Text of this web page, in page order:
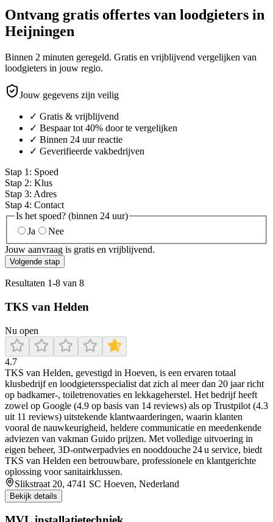
Ontvang gratis offertes van loodgieters in
Heijningen
Binnen 2 minuten geregeld. Gratis en vrijblijvend vergelijken van
loodgieters in jouw regio.
Jouw gegevens zijn veilig
✓ Gratis & vrijblijvend
✓ Bespaar tot 40% door te vergelijken
✓ Binnen 24 uur reactie
✓ Geverifieerde vakbedrijven
Stap 1 : Spoed
Stap 2: Klus
Stap 3: Adres
Stap 4: Contact
Is het spoed? (binnen 24 uur)
Ja
Nee
Jouw aanvraag is gratis en vrijblijvend.
Volgende stap
Resultaten 1-8 van 8
TKS van Helden
Nu open
4.7
TKS van Helden, gevestigd in Hoeven, is een ervaren totaal
klusbedrijf en loodgietersspecialist dat zich al meer dan 20 jaar richt
op badkamer‑, toiletrenovaties en lekkageherstel. Het bedrijf heeft
zowel op Google (4.9 op basis van 14 reviews) als op Trustpilot (4.3
uit 11 reviews) uitstekende klantwaarderingen, waarin klanten
vooral de nauwkeurigheid, heldere communicatie en meedenkende
adviezen van vakman Guido prijzen. Met volledige uitvoering in
eigen beheer, 3D‑ontwerpadvies en nooddouche 24 u service, biedt
TKS van Helden een betrouwbare, professionele en klantgerichte
oplossing voor sanitairklussen.
Slikstraat 20, 4741 SC Hoeven, Nederland
Bekijk details